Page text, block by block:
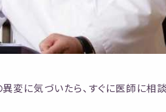
に気づいたら、すぐに医師に相